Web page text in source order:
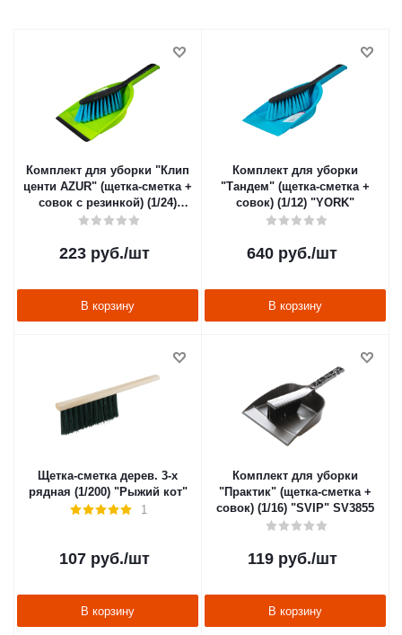
Комплект для уборки "Клип
центи AZUR" (щетка-сметка +
совок с резинкой) (1/24)
"YORK"
223 руб./шт
В корзину
Комплект для уборки
"Тандем" (щетка-сметка +
совок) (1/12) "YORK"
640 руб./шт
В корзину
Щетка-сметка дерев. 3-х
рядная (1/200) "Рыжий кот"
1
107 руб./шт
В корзину
Комплект для уборки
"Практик" (щетка-сметка +
совок) (1/16) "SVIP" SV3855
119руб./шт
В корзину